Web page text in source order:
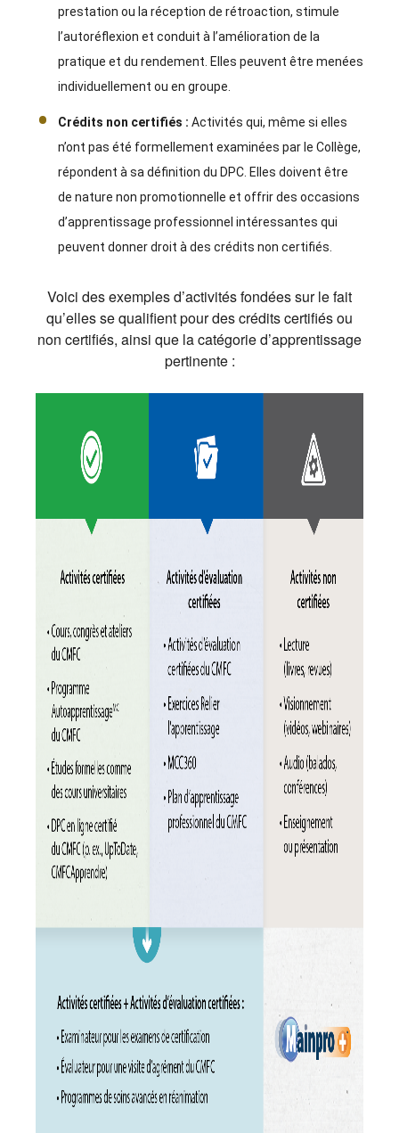
prestation ou la réception de rétroaction, stimule
l’autoréflexion et conduit à l’amélioration de la
pratique et du rendement. Elles peuvent être menées
individuellement ou en groupe.
Crédits non certifiés : Activités qui, même si elles
n’ont pas été formellement examinées par le Collège,
répondent à sa définition du DPC. Elles doivent être
de nature non promotionnelle et offrir des occasions
d’apprentissage professionnel intéressantes qui
peuvent donner droit à des crédits non certifiés.
Voici des exemples d’activités fondées sur le fait
qu’elles se qualifient pour des crédits certifiés ou
non certifiés, ainsi que la catégorie d’apprentissage
pertinente :